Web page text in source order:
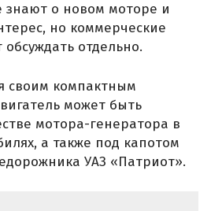
знают о новом моторе и
но коммерческие
отдельно.
своим компактным
может быть
мотора-генератора в
а также под капотом
УАЗ «Патриот».